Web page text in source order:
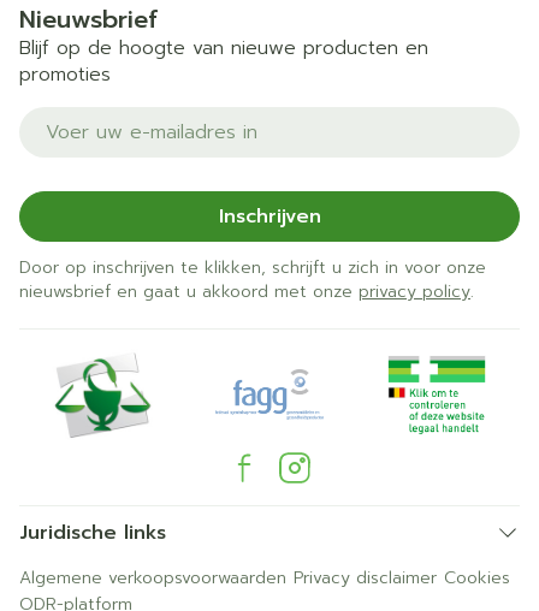
Nieuwsbrief
Blijf op de hoogte van nieuwe producten en
promoties
E-mail adres
Inschrijven
Door op inschrijven te klikken, schrijft u zich in voor onze
nieuwsbrief en gaat u akkoord met onze privacy policy.
Juridische links
Algemene verkoopsvoorwaarden Privacy disclaimer Cookies
ODR-platform